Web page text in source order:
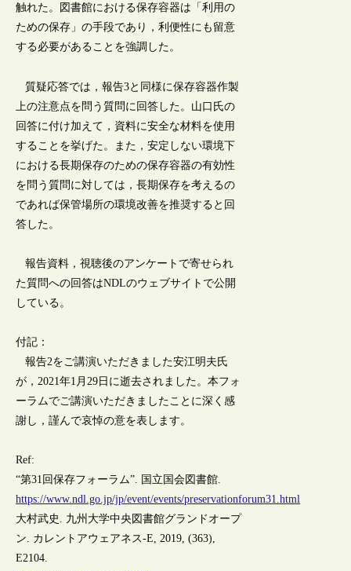
触れた。図書館における保存容器は「利用の
ための保存」の手段であり，利便性にも留意
する必要があることを強調した。
質疑応答では，報告3と同様に保存容器作製
上の注意点を問う質問に回答した。山口氏の
回答に付け加えて，資料に安全な材料を使用
することを挙げた。また，安定しない環境下
における長期保存のための保存容器の有効性
を問う質問に対しては，長期保存を考えるの
であれば保管場所の環境改善を推奨すると回
答した。
報告資料，視聴後のアンケートで寄せられ
た質問への回答はNDLのウェブサイトで公開
している。
付記：
報告2をご講演いただきました安江明夫氏
が，2021年1月29日に逝去されました。本フォ
ーラムでご講演いただきましたことに深く感
謝し，謹んで哀悼の意を表します。
Ref:
“第31回保存フォーラム”. 国立国会図書館.
https://www.ndl.go.jp/jp/event/events/preservationforum31.html
大村武史. 九州大学中央図書館グランドオープ
ン. カレントアウェアネス-E, 2019, (363),
E2104.